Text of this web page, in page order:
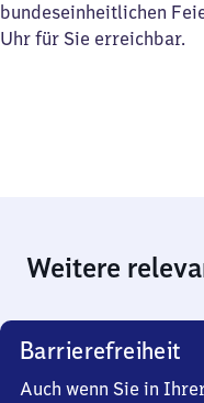
bundeseinheitlichen
Uhr für Sie erreichbar.
Weitere
Barrierefreiheit
Auch wenn Sie in